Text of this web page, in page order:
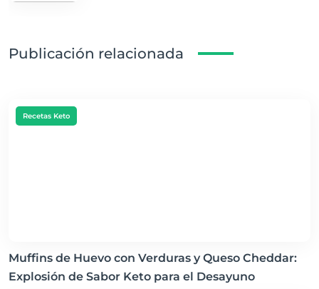
Publicación relacionada
Recetas Keto
Muffins de Huevo con Verduras y Queso Cheddar:
Explosión de Sabor Keto para el Desayuno